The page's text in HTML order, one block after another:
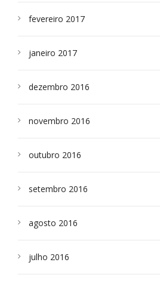
fevereiro 2017
janeiro 2017
dezembro 2016
novembro 2016
outubro 2016
setembro 2016
agosto 2016
julho 2016